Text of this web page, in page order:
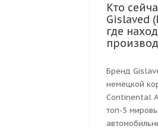
Кто
Gislaved
где
Бренд
немецкой
Continental
топ-5